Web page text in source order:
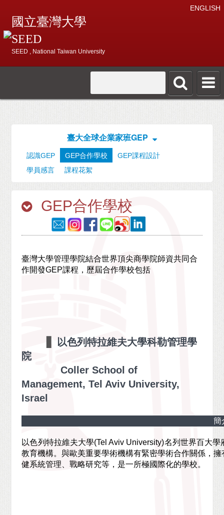
ENGLISH
國立臺灣大學
SEED
SEED , National Taiwan University
臺大全球企業家班GEP
認識GEP GEP合作學校
GEP課程設計
學員感言
課程花絮
GEP合作學校
臺灣大學管理學院結合世界頂尖商學院師資共同合
作開發GEP課程，歷屆合作學校包括
以色列特拉維夫大學科勒管理學
院
Coller School of
Management, Tel Aviv University,
Israel
簡
以色列特拉維夫大學(Tel Aviv University)名列世界百大學
教育機構。與歐美重要學術機構有緊密學術合作關係，
健系統管理、戰略研究等，是一所極國際化的學校。